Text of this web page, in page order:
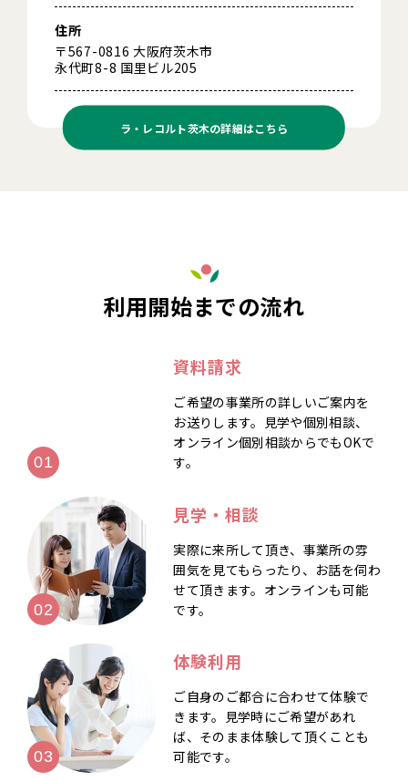
住所
〒567-0816 大阪府茨木市
永代町8-8 国里ビル205
ラ・レコルト茨木の詳細はこちら
利用開始までの流れ
資料請求
ご希望の事業所の詳しいご案内を
お送りします。見学や個別相談、
オンライン個別相談からでもOKで
す。
見学・相談
実際に来所して頂き、事業所の雰
囲気を見てもらったり、お話を伺わ
せて頂きます。オンラインも可能
です。
体験利用
ご自身のご都合に合わせて体験で
きます。見学時にご希望があれ
ば、そのまま体験して頂くことも
可能です。